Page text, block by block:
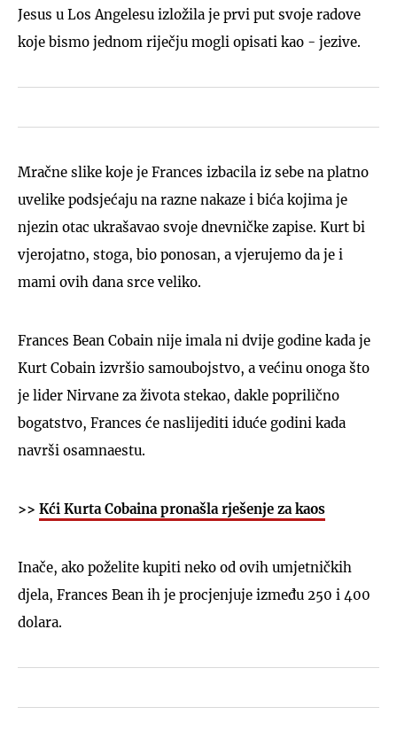
Jesus u Los Angelesu izložila je prvi put svoje radove
koje bismo jednom riječju mogli opisati kao - jezive.
Mračne slike koje je Frances izbacila iz sebe na platno
uvelike podsjećaju na razne nakaze i bića kojima je
njezin otac ukrašavao svoje dnevničke zapise. Kurt bi
vjerojatno, stoga, bio ponosan, a vjerujemo da je i
mami ovih dana srce veliko.
Frances Bean Cobain nije imala ni dvije godine kada je
Kurt Cobain izvršio samoubojstvo, a većinu onoga što
je lider Nirvane za života stekao, dakle poprilično
bogatstvo, Frances će naslijediti iduće godini kada
navrši osamnaestu.
>> Kći Kurta Cobaina pronašla rješenje za kaos
Inače, ako poželite kupiti neko od ovih umjetničkih
djela, Frances Bean ih je procjenjuje između 250 i 400
dolara.